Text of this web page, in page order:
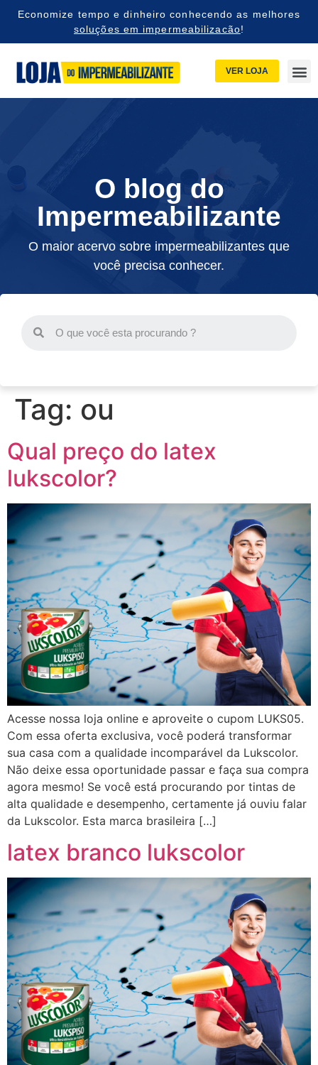
Economize tempo e dinheiro conhecendo as melhores
soluções em impermeabilizacão!
VER LOJA
O blog do
Impermeabilizante
O maior acervo sobre impermeabilizantes que
você precisa conhecer.
Tag: ou
Qual preço do latex
lukscolor?
Acesse nossa loja online e aproveite o cupom LUKS05.
Com essa oferta exclusiva, você poderá transformar
sua casa com a qualidade incomparável da Lukscolor.
Não deixe essa oportunidade passar e faça sua compra
agora mesmo! Se você está procurando por tintas de
alta qualidade e desempenho, certamente já ouviu falar
da Lukscolor. Esta marca brasileira […]
latex branco lukscolor